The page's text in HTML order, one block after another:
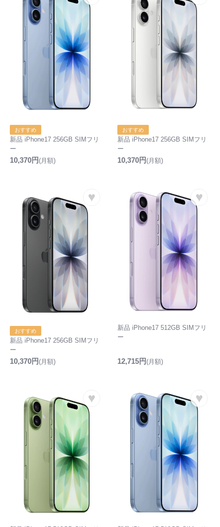
おすすめ
新品 iPhone17 256GB SIMフリ
ー
10,370円(月額)
おすすめ
新品 iPhone17 256GB SIMフリ
ー
10,370円(月額)
♥
おすすめ
新品 iPhone17 256GB SIMフリ
ー
10,370円(月額)
♥
新品 iPhone17 512GB SIMフリ
ー
12,715円(月額)
♥ ♥